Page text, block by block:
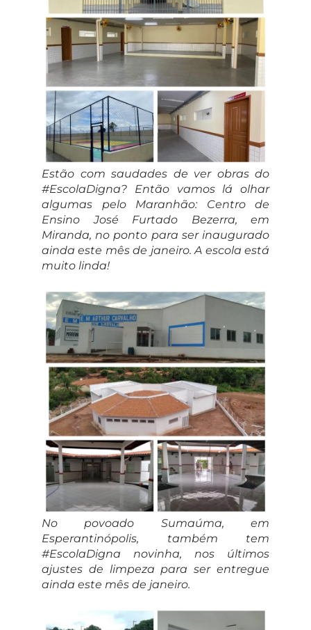
Estão com saudades de ver obras do
#EscolaDigna? Então vamos lá olhar
algumas pelo Maranhão: Centro de
Ensino José Furtado Bezerra, em
Miranda, no ponto para ser inaugurado
ainda este mês de janeiro. A escola está
muito linda!
No povoado Sumaúma, em
Esperantinópolis, também tem
#EscolaDigna novinha, nos últimos
ajustes de limpeza para ser entregue
ainda este mês de janeiro.